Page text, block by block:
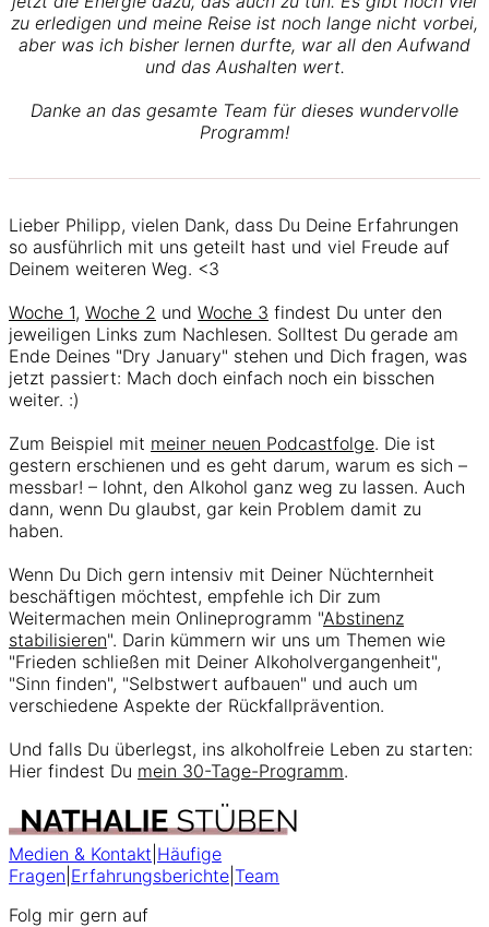
zu erledigen und meine Reise ist noch lange nicht vorbei,
aber was ich bisher lernen durfte, war all den Aufwand
und das Aushalten wert.
Danke an das gesamte Team für dieses wundervolle
Programm!
Lieber Philipp, vielen Dank, dass Du Deine Erfahrungen
so ausführlich mit uns geteilt hast und viel Freude auf
Deinem weiteren Weg. <3
Woche 1, Woche 2 und Woche 3 findest Du unter den
jeweiligen Links zum Nachlesen. Solltest Du gerade am
Ende Deines "Dry January" stehen und Dich fragen, was
jetzt passiert: Mach doch einfach noch ein bisschen
weiter. :)
Zum Beispiel mit meiner neuen Podcastfolge. Die ist
gestern erschienen und es geht darum, warum es sich –
messbar! – lohnt, den Alkohol ganz weg zu lassen. Auch
dann, wenn Du glaubst, gar kein Problem damit zu
haben.
Wenn Du Dich gern intensiv mit Deiner Nüchternheit
beschäftigen möchtest, empfehle ich Dir zum
Weitermachen mein Onlineprogramm "Abstinenz
stabilisieren". Darin kümmern wir uns um Themen wie
"Frieden schließen mit Deiner Alkoholvergangenheit",
"Sinn finden", "Selbstwert aufbauen" und auch um
verschiedene Aspekte der Rückfallprävention.
Und falls Du überlegst, ins alkoholfreie Leben zu starten:
Hier findest Du mein 30-Tage-Programm.
Medien & Kontakt Häufige
Fragen Erfahrungsberichte Team
Folg mir gern auf